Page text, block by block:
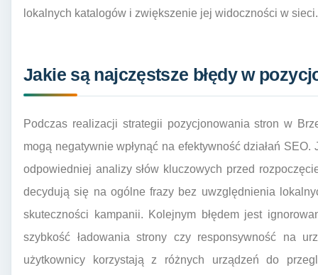
lokalnych katalogów i zwiększenie jej widoczności w sieci.
Jakie są najczęstsze błędy w
Podczas realizacji strategii pozycjonowania stron w
mogą negatywnie wpłynąć na efektywność działań
odpowiedniej analizy słów kluczowych przed
decydują się na ogólne frazy bez uwzględnienia
skuteczności kampanii. Kolejnym błędem jest
szybkość ładowania strony czy responsywność na
użytkownicy korzystają z różnych urządzeń do